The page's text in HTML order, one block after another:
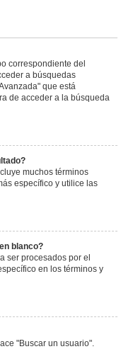
correspondiente del
a búsquedas
que está
de acceder a la búsqueda
muchos términos
específico y utilice las
blanco?
ser procesados por el
en los términos y
"Buscar un usuario".